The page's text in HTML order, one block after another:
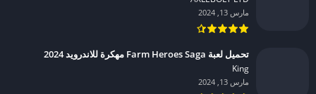
مارس 13, 2024
تحميل لعبة Farm Heroes Saga مهكرة للاندرويد 2024
King‏
مارس 13, 2024